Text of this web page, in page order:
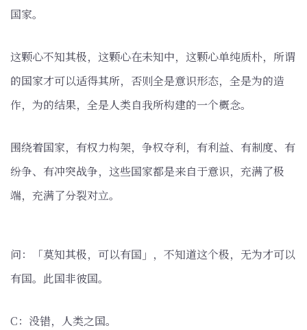
国家。
这颗心不知其极，这颗心在未知中，这颗心单纯质朴，所谓
的国家才可以适得其所，否则全是意识形态，全是为的造
作，为的结果，全是人类自我所构建的一个概念。
围绕着国家，有权力构架，争权夺利，有利益、有制度、有
纷争、有冲突战争，这些国家都是来自于意识，充满了极
端，充满了分裂对立。
问：「莫知其极，可以有国」，不知道这个极，无为才可以
有国。此国非彼国。
C：没错，人类之国。